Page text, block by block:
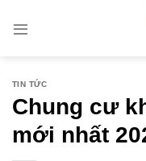
TIN TỨC
Chung cư
mới nhất